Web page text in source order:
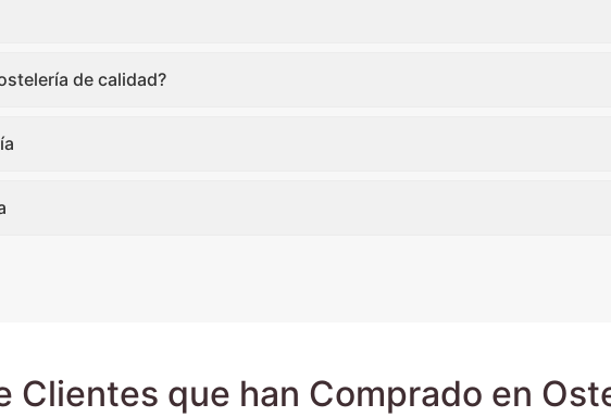
de calidad?
Clientes que han Comprado en